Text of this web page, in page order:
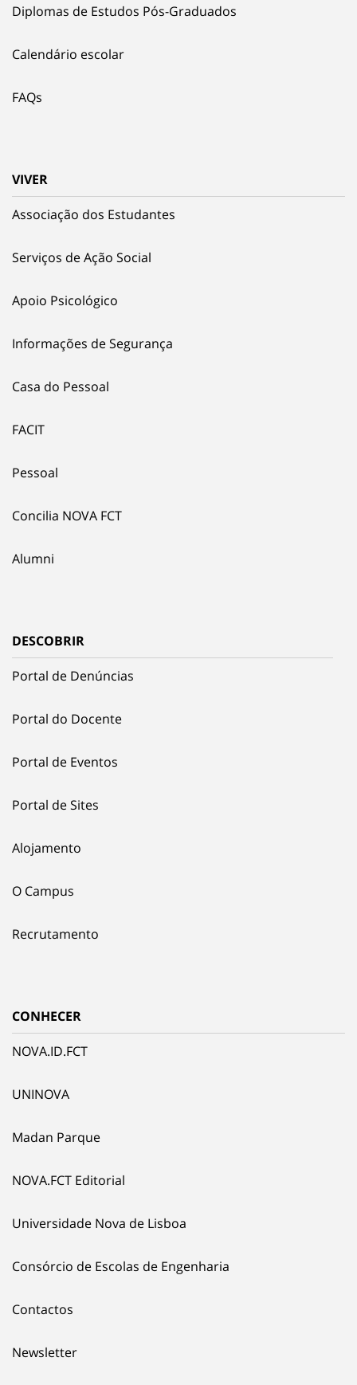
Diplomas de Estudos Pós-Graduados
Calendário escolar
FAQs
VIVER
Associação dos Estudantes
Serviços de Ação Social
Apoio Psicológico
Informações de Segurança
Casa do Pessoal
FACIT
Pessoal
Concilia NOVA FCT
Alumni
DESCOBRIR
Portal de Denúncias
Portal do Docente
Portal de Eventos
Portal de Sites
Alojamento
O Campus
Recrutamento
CONHECER
NOVA.ID.FCT
UNINOVA
Madan Parque
NOVA.FCT Editorial
Universidade Nova de Lisboa
Consórcio de Escolas de Engenharia
Contactos
Newsletter